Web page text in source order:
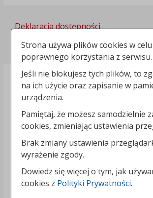
Deklaracja dostępności
Polityka prywatności
Strona używa plików cookies w celu
poprawnego korzystania z serwisu.
Jeśli nie blokujesz tych plików, to
na ich użycie oraz zapisanie w
urządzenia.
Pamiętaj, że możesz samodzielnie
cookies, zmieniając ustawienia
Brak zmiany ustawienia
wyrażenie zgody.
Dowiedz się więcej o tym, jak
cookies z Polityki Prywatności.